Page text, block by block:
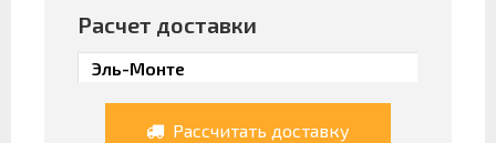
Расчет доставки
Рассчитать доставку